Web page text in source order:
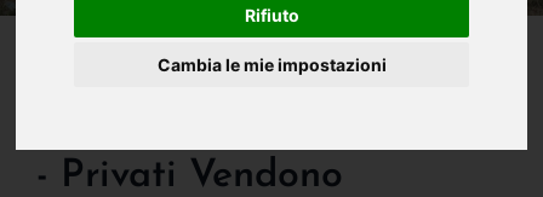
Rifiuto
Cambia le mie impostazioni
IN VENDITA
Bergamo - Boccaleone -
- Privati Vendono